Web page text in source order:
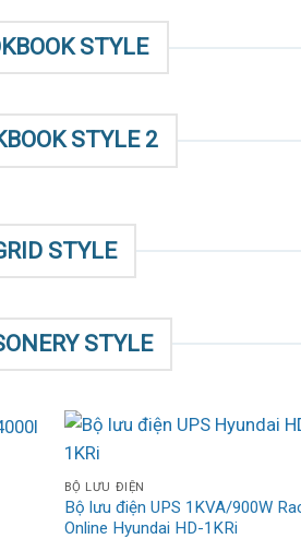
STYLE
STYLE 2
STYLE
STYLE
BỘ LƯU ĐIỆN
Bộ lưu điện UPS 1KVA/900W
Online Hyundai HD-1KRi